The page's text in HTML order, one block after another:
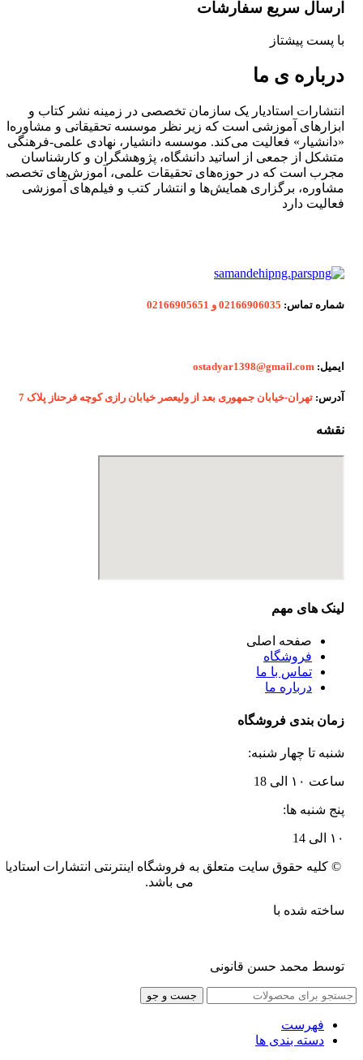
ارسال سریع سفارشات
با پست پیشتاز
درباره ی ما
انتشارات استادیار یک سازمان تخصصی در زمینه نشر کتاب و
ابزارهای آموزشی است که زیر نظر موسسه تحقیقاتی و
«دانشیار» فعالیت می‌کند. موسسه دانشیار، نهادی علمی-فرهنگی
متشکل از جمعی از اساتید دانشگاه، پژوهشگران و کارشناسان
مجرب است که در حوزه‌های تحقیقات علمی، آموزش‌های
مشاوره، برگزاری همایش‌ها و انتشار کتب و فیلم‌های آموزشی
فعالیت دارد
شماره تماس: 02166906035 و 02166905651
ایمیل: ostadyar1398@gmail.com
آدرس: تهران-خیابان جمهوری بعد از ولیعصر خیابان رازی کوچه فرحناز پلاک 7
نقشه
لینک های مهم
صفحه اصلی
فروشگاه
تماس با ما
درباره ما
زمان بندی فروشگاه
شنبه تا چهار شنبه:
ساعت ۱۰ الی 18
پنج شنبه ها:
۱۰ الی 14
© کلیه حقوق سایت متعلق به فروشگاه اینترنتی انتشارات
می باشد.
ساخته شده با
توسط محمد حسن قانونی
جست و جو
فهرست
دسته بندی ها